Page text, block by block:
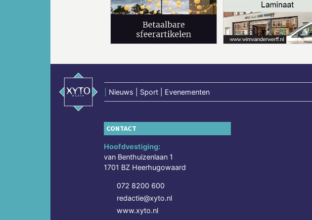
Nieuws | Sport | Evenementen
CONTACT
Hoofdvestiging:
van Benthuizenlaan 1
1701 BZ Heerhugowaard
072 8200 600
redactie@xyto.nl
www.xyto.nl